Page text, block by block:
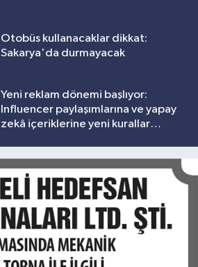
Otobüs kullanacaklar dikkat:
Sakarya'da durmayacak
Yeni reklam dönemi başlıyor:
Influencer paylaşımlarına ve yapay
zekâ içeriklerine yeni kurallar